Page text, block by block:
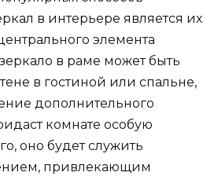
в интерьере является их
элемента
в раме может быть
в гостиной или спальне,
дополнительного
комнате особую
оно будет служить
привлекающим